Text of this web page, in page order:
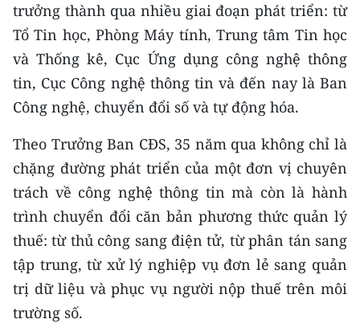
Media Pháp luật
Media Du lịch
Media Thế giới
Media Thể thao
Media Giáo dục
Media Y tế
Media Khoa học - Công nghệ
Media Môi trường
Ảnh
trưởng thành qua nhiều giai đoạn phát triển: từ
Tổ Tin học, Phòng Máy tính, Trung tâm Tin học
và Thống kê, Cục Ứng dụng công nghệ thông
tin, Cục Công nghệ thông tin và đến nay là Ban
Công nghệ, chuyển đổi số và tự động hóa.
Theo Trưởng Ban CĐS, 35 năm qua không chỉ là
chặng đường phát triển của một đơn vị chuyên
trách về công nghệ thông tin mà còn là hành
trình chuyển đổi căn bản phương thức quản lý
thuế: từ thủ công sang điện tử, từ phân tán sang
tập trung, từ xử lý nghiệp vụ đơn lẻ sang quản
trị dữ liệu và phục vụ người nộp thuế trên môi
trường số.